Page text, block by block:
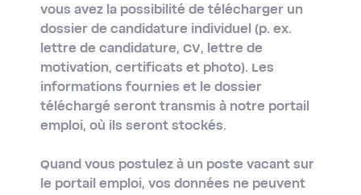
vous avez la possibilité de télécharger un
dossier de candidature individuel (p. ex.
lettre de candidature, CV, lettre de
motivation, certificats et photo). Les
informations fournies et le dossier
téléchargé seront transmis à notre portail
emploi, où ils seront stockés.
Quand vous postulez à un poste vacant sur
le portail emploi, vos données ne peuvent